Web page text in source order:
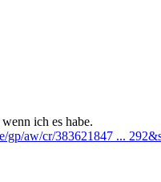
ich es habe.
gp/aw/cr/383621847 ...